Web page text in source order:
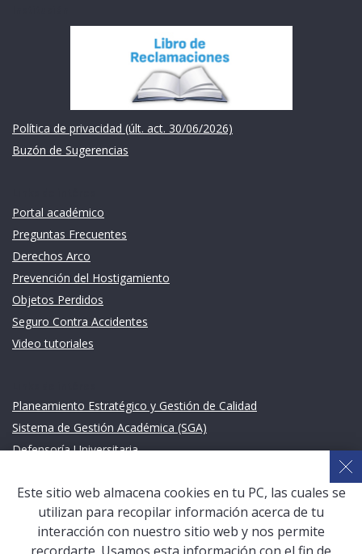
Política de privacidad (últ. act. 30/06/2026)
Buzón de Sugerencias
Portal académico
Preguntas Frecuentes
Derechos Arco
Prevención del Hostigamiento
Objetos Perdidos
Seguro Contra Accidentes
Video tutoriales
Planeamiento Estratégico y Gestión de Calidad
Sistema de Gestión Académica (SGA)
Defensoría Universitaria
San Pablo Mail
Aula Virtual Pregrado
Aula Virtual Postgrado
Este sitio web almacena cookies en tu PC, las cuales se
utilizan para recopilar información acerca de tu
interacción con nuestro sitio web y nos permite